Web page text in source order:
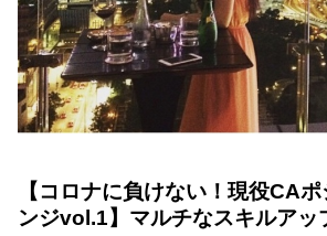
【コロナに負けない！現役CA
ンジvol.1】マルチなスキルアッ